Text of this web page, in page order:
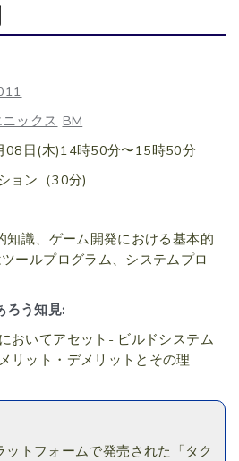
ックス BM
08日(木)14時50分〜15時50分
ョン（30分)
知識、ゲーム開発における基本的
ールプログラム、システムプロ
ろう知見:
おいてアセット- ビルドシステム
リット・デメリットとその理
トフォームで発売された「タク